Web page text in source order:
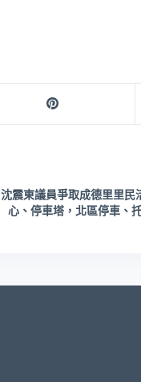
沈震東議員爭取成德里里民
心、停車塔，北區停車、